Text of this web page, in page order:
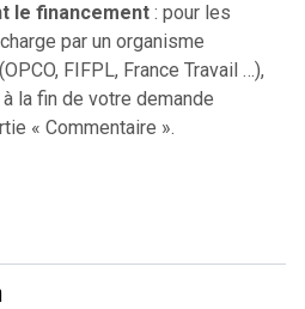
le financement : pour les
par un organisme
FIFPL, France Travail …),
la fin de votre demande
« Commentaire ».